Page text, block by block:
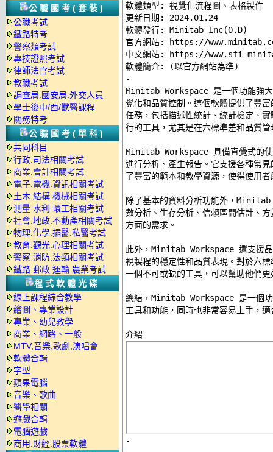
公職國考(套裝)
公職考試
鐵路特考
警察類考試
專技證照考試
律師法官考試
教職考試
調查局.國安局.外交人員
學士後中/西/獸醫課程
關務特考
公職國考(單科)
共同科目
行政.司法相關考試
商業.會計相關考試
電子.電機.資訊相關考試
土木.結構.機械相關考試
測量.水利.環工相關考試
社會.地政.不動產相關考試
物理.化學.插醫.私醫考試
教育.觀光.心理相關考試
警察,消防,法類相關考試
鐵路.郵政.運輸.農業考試
程式軟體光碟
線上課程綜合教學
繪圖、專業設計
專業、幼兒教學
商業、網路、一般
MTV,音樂,歌劇,演唱會
軟體合輯
字型
蘋果電腦
音樂、歌曲
醫學相關
遊戲合輯
電腦遊戲
商用.財經.股票軟體
軟體類型: 視覺化流程圖、表格製作
更新日期: 2024.01.24
軟體發行: Minitab Inc(O.D)
官方網站:
https://
中文網站:
https://www.sfi-
-
Minitab Workspace 是一個功能強大
覺化和品質控制。這個軟體提供了豐
任務，包括描述性統計、統計檢定、
行的工具，尤其是在六標準差和品質
Minitab Workspace 具備直覺式的使
進行分析、產生報告。它支援各種常
了豐富的範本和教學資源，使得使用
除了基本的資料分析功能外，
數分析、生存分析、信賴區間估計、
方面的需求。
此外，Minitab Workspace 還支援
視製程的穩定性和品質表現。對於
一個不可或缺的工具，可以幫助他們
總結，Minitab Workspace 是一個功
工具和功能，同時也非常容易上手，
-